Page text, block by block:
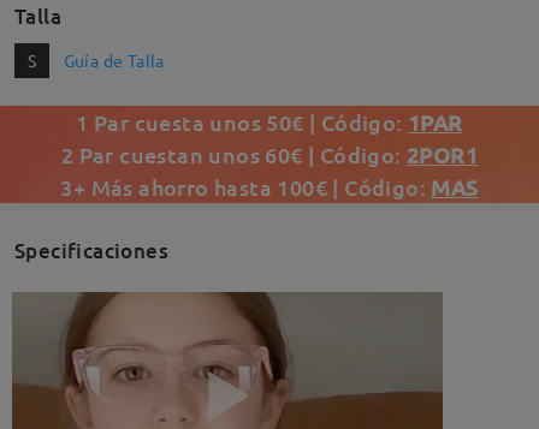
Talla
S Guía de Talla
1 Par cuesta unos 50€ | Código: 1PAR
2 Par cuestan unos 60€ | Código: 2POR1
3+ Más ahorro hasta 100€ | Código: MAS
Specificaciones